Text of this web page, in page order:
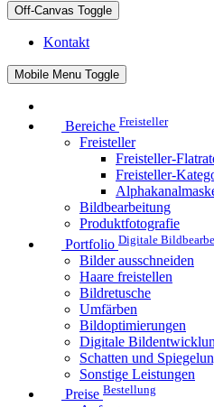
Off-Canvas Toggle
Kontakt
Mobile Menu Toggle
Bereiche Freisteller
Freisteller
Freisteller-
Freisteller-
Bildbearbeitung
Produktfotografie
Portfolio Digitale
Bilder ausschneiden
Haare freistellen
Bildretusche
Umfärben
Bildoptimierungen
Digitale
Schatten und
Sonstige Leistungen
Preise Bestellung